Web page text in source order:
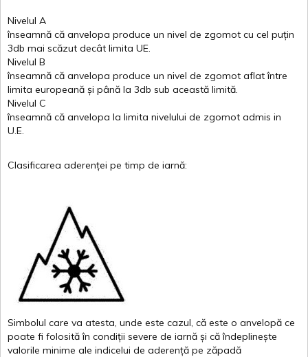
Nivelul A
înseamnă că anvelopa produce un nivel de zgomot cu cel puțin
3db mai scăzut decât limita UE.
Nivelul B
înseamnă că anvelopa produce un nivel de zgomot aflat între
limita europeană și până la 3db sub această limită.
Nivelul C
înseamnă că anvelopa la limita nivelului de zgomot admis in
U.E.
Clasificarea aderenței pe timp de iarnă:
Simbolul care va atesta, unde este cazul, că este o anvelopă ce
poate fi folosită în condiții severe de iarnă și că îndeplinește
valorile minime ale indicelui de aderență pe zăpadă